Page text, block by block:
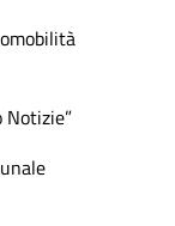
Notizie”